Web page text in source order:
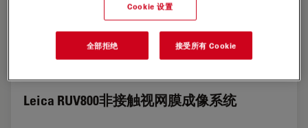
Leica RUV800非接触视网膜成像系统
Cookie 设置
全部拒绝 接受所有 Cookie